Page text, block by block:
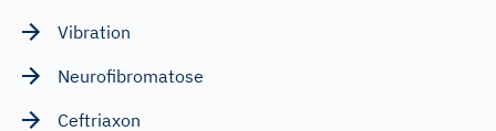
Vibration
Neurofibromatose
Ceftriaxon